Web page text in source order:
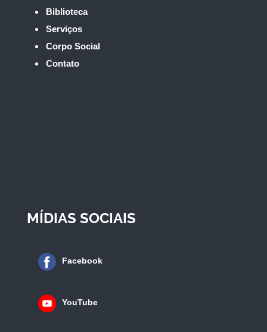
Biblioteca
Serviços
Corpo Social
Contato
MÍDIAS SOCIAIS
Facebook
YouTube